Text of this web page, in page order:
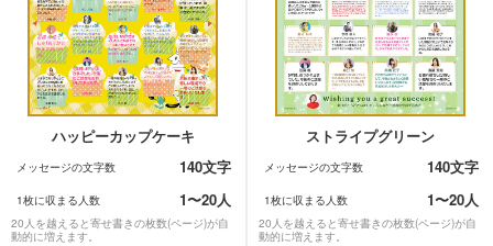
ハッピーカップケーキ
メッセージの文字数 140文字
1枚に収まる人数 1〜20人
20人を越えると寄せ書きの枚数(ページ)が自
動的に増えます。
ストライプグリーン
メッセージの文字数 140文字
1枚に収まる人数 1〜20人
20人を越えると寄せ書きの枚数(ページ)が自
動的に増えます。